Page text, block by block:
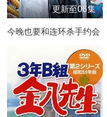
第85集
第93集
第97集
更新至06集
今晚也要和连环杀手约会